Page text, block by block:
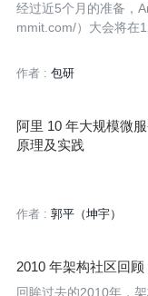
经过近5个月的准备，
mmit.com/）大会将在
Q出品的QCon大会而
议题策划和讲师筛选
的选型逻辑、架构设
灵魂，架构师就是负责
作者 : 包研
阿里 10 年大规模微
原理及实践
作者 : 郭平（坤宇）
2010 年架构社区回
回眸过去的2010年，